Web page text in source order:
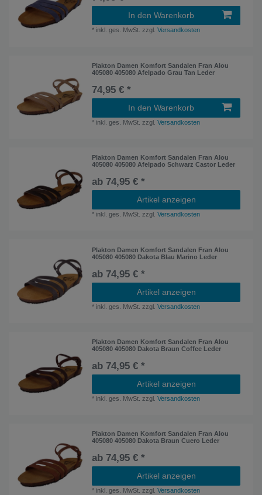
In den Warenkorb
* inkl. ges. MwSt. zzgl.Versandkosten
Plakton Damen Komfort Sandalen Fran Alou
405080 405080 Afelpado Grau Tan Leder
74,95 € *
In den Warenkorb
* inkl. ges. MwSt. zzgl.Versandkosten
Plakton Damen Komfort Sandalen Fran Alou
405080 405080 Afelpado Schwarz Castor Leder
ab 74,95 € *
Artikel anzeigen
* inkl. ges. MwSt. zzgl.Versandkosten
Plakton Damen Komfort Sandalen Fran Alou
405080 405080 Dakota Blau Marino Leder
ab 74,95 € *
Artikel anzeigen
* inkl. ges. MwSt. zzgl.Versandkosten
Plakton Damen Komfort Sandalen Fran Alou
405080 405080 Dakota Braun Coffee Leder
ab 74,95 € *
Artikel anzeigen
* inkl. ges. MwSt. zzgl.Versandkosten
Plakton Damen Komfort Sandalen Fran Alou
405080 405080 Dakota Braun Cuero Leder
ab 74,95 € *
Artikel anzeigen
* inkl. ges. MwSt. zzgl.Versandkosten